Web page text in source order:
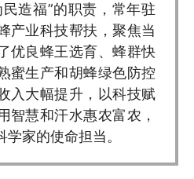
造福”的职责，常年驻
产业科技帮扶，聚焦当
优良蜂王选育、蜂群快
蜜生产和胡蜂绿色防控
入大幅提升，以科技赋
智慧和汗水惠农富农，
家的使命担当。